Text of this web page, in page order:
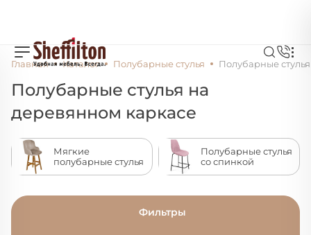
Главная Каталог Полубарные стулья Полубарные
Полубарные стулья на
деревянном каркасе
Мягкие
полубарные стулья
Полубарные стулья
со спинкой
Фильтры